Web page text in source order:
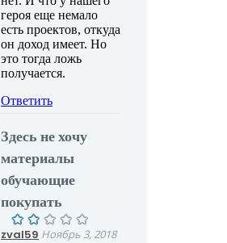
героя еще немало
есть проектов, откуда
он доход имеет. Но
это тогда ложь
получается.
Ответить
Здесь не хочу
материалы
обучающие
покупать
zval59 Ноябрь 3, 2018